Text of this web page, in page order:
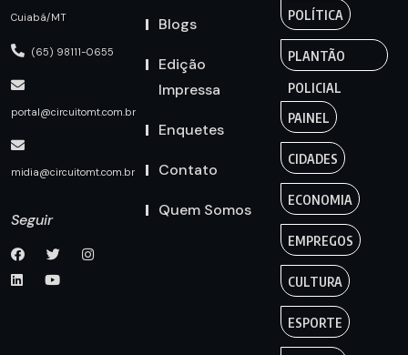
Cuiabá/MT
(65) 98111-0655
portal@circuitomt.com.br
midia@circuitomt.com.br
Seguir
Blogs
Edição
Impressa
Enquetes
Contato
Quem Somos
POLÍTICA
PLANTÃO
POLICIAL
PAINEL
CIDADES
ECONOMIA
EMPREGOS
CULTURA
ESPORTE